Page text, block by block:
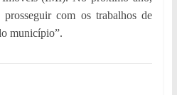
com os trabalhos de
município”.